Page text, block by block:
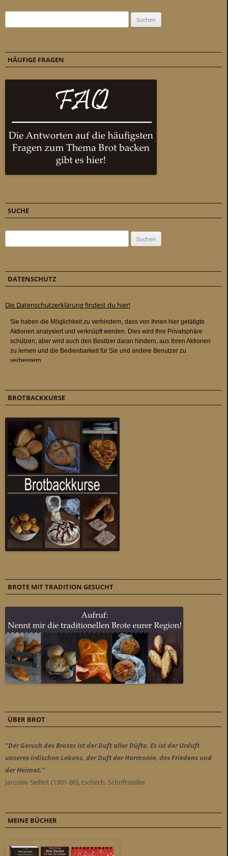
HÄUFIGE FRAGEN
SUCHE
DATENSCHUTZ
Die Datenschutzerklärung findest du hier!
BROTBACKKURSE
BROTE MIT TRADITION GESUCHT
ÜBER BROT
"Der Geruch des Brotes ist der Duft aller Düfte. Es ist der Urduft
unseres irdischen Lebens, der Duft der Harmonie, des Friedens und
der Heimat."
Jaroslav Seifert (1901-86), tschech. Schriftsteller
MEINE BÜCHER